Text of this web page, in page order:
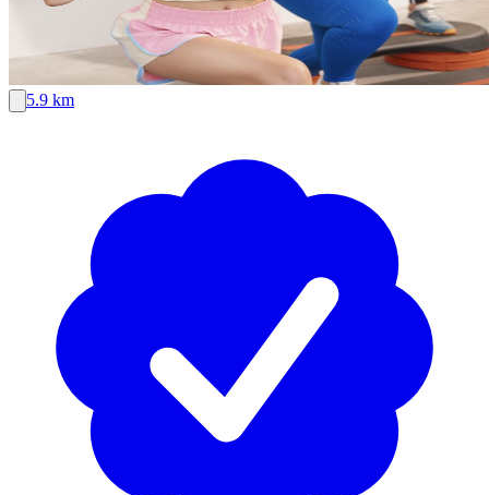
5.9 km